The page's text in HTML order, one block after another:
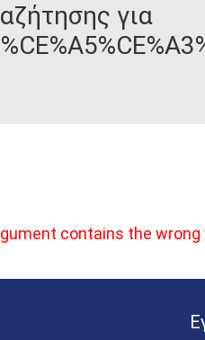
για
contains the